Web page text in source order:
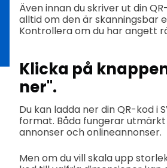
Även innan du skriver ut din
alltid om den är skanningsbar
Kontrollera om du har angett
Klicka på
ner".
Du kan ladda ner din QR-kod i
format. Båda fungerar
annonser och onlineannonser.
Men om du vill skala upp